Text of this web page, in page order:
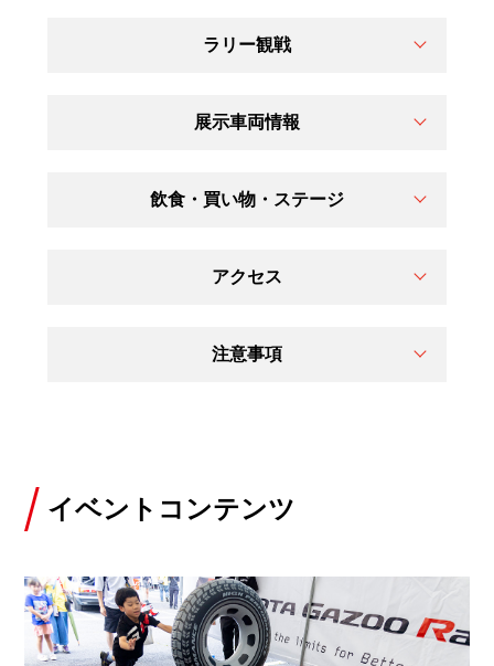
ラリー観戦
展示車両情報
飲食・買い物・ステージ
アクセス
注意事項
イベントコンテンツ